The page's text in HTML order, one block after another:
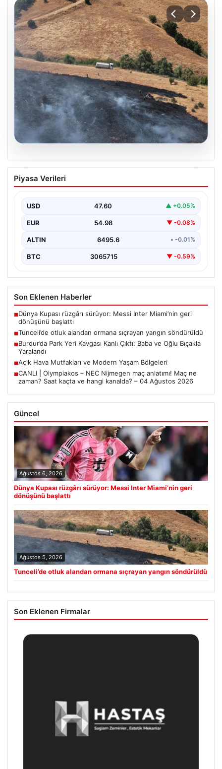
Tunceli’de otluk alandan ormana
sıçrayan yangın söndürüldü
Piyasa Verileri
USD 47.60 ▲ +0.05%
EUR 54.98 ▼ -0.08%
ALTIN 6495.6 • -0.01%
BTC 3065715 ▼ -0.59%
Son Eklenen Haberler
■Dünya Kupası rüzgârı sürüyor: Messi Inter Miami’nin geri
dönüşünü başlattı
■Tunceli’de otluk alandan ormana sıçrayan yangın söndürüldü
■Burdur’da Park Yeri Kavgası Kanlı Çıktı: Baba ve Oğlu Bıçakla
Yaralandı
■Açık Hava Mutfakları ve Modern Yaşam Bölgeleri
■CANLI | Olympiakos – NEC Nijmegen maç anlatımı! Maç ne
zaman? Saat kaçta ve hangi kanalda? – 04 Ağustos 2026
Güncel
Ağustos 6, 2026
Dünya Kupası rüzgârı sürüyor: Messi Inter Miami’nin geri
dönüşünü başlattı
Ağustos 5, 2026
Tunceli’de otluk alandan ormana sıçrayan yangın söndürüldü
Son Eklenen Firmalar